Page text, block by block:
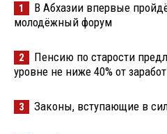
1
В Абхазии впервые
молодёжный форум
2
Пенсию по старости
уровне не ниже 40% от
3 Законы, вступающие в